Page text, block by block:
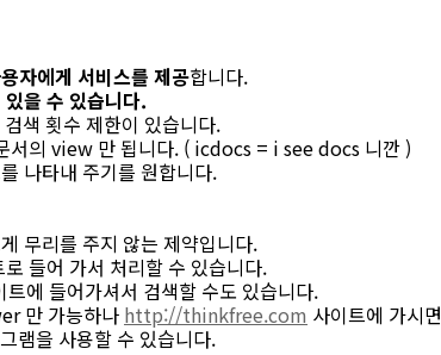
자에게 서비스를 제공합니다.
을 수 있습니다.
색 횟수 제한이 있습니다.
의 view 만 됩니다. ( icdocs = i see docs 니깐 )
나타내 주기를 원합니다.
무리를 주지 않는 제약입니다.
들어 가서 처리할 수 있습니다.
에 들어가셔서 검색할 수도 있습니다.
만 가능하나 http://thinkfree.com 사이트에 가시면
램을 사용할 수 있습니다.